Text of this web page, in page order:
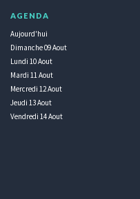
AGENDA
Aujourd'hui
Dimanche 09 Aout
Lundi 10 Aout
Mardi 11 Aout
Mercredi 12 Aout
Jeudi 13 Aout
Vendredi 14 Aout